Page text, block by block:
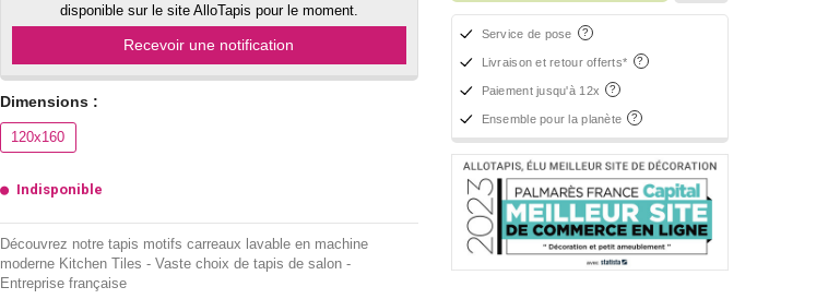
disponible sur le site AlloTapis pour le moment.
Recevoir une notification
Dimensions :
120x160
Indisponible
Découvrez notre tapis motifs carreaux lavable en machine
moderne Kitchen Tiles - Vaste choix de tapis de salon -
Entreprise française
Service de pose
Livraison et retour offerts*
Paiement jusqu'à 12x
Ensemble pour la planète